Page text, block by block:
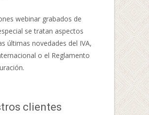
webinar grabados de
se tratan aspectos
últimas novedades del IVA,
o el Reglamento
clientes